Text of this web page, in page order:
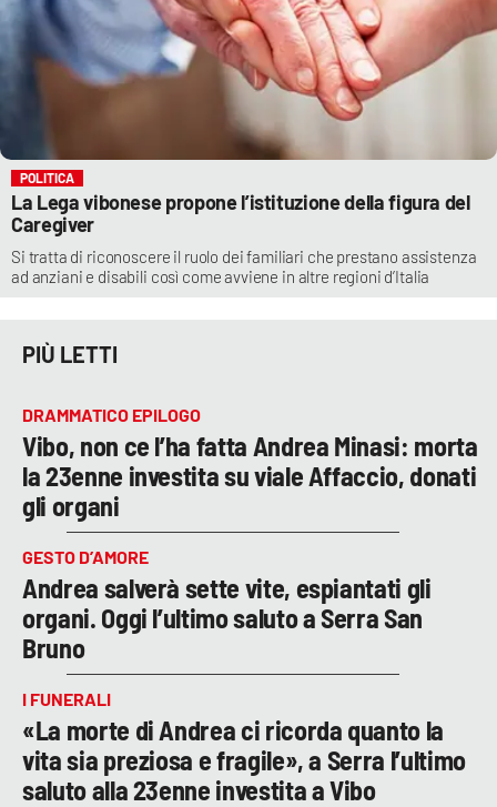
POLITICA
La Lega vibonese propone l’istituzione della figura del
Caregiver
Si tratta di riconoscere il ruolo dei familiari che prestano assistenza
ad anziani e disabili così come avviene in altre regioni d’Italia
PIÙ LETTI
DRAMMATICO EPILOGO
Vibo, non ce l’ha fatta Andrea Minasi: morta
la 23enne investita su viale Affaccio, donati
gli organi
GESTO D’AMORE
Andrea salverà sette vite, espiantati gli
organi. Oggi l’ultimo saluto a Serra San
Bruno
I FUNERALI
«La morte di Andrea ci ricorda quanto la
vita sia preziosa e fragile», a Serra l’ultimo
saluto alla 23enne investita a Vibo